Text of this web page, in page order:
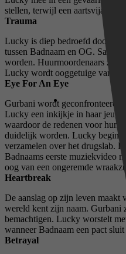
stellen, terwijl een aartsvijand
Trauma
Lucky is diep bedroefd door de
tussen Badnaam en OG.
worden. Huurmoordenaars
Lucky wordt ooggetuige van
Eye For An Eye
Gurbani wordt geconfronteerd
Lucky een inkijkje in haar jeugd
waardoor de redenen voor hun
duidelijk worden. Lucky begint
verzamelen over het drugslab.
Badnaams eerste muziekvideo
oog van een ongeremde
Heartbreak
De aanslag op zijn leven maakt
wereld kent zijn naam. Gurbani
bemachtigen. Lucky worstelt
wanneer Badnaam een ​​pact
Betrayal